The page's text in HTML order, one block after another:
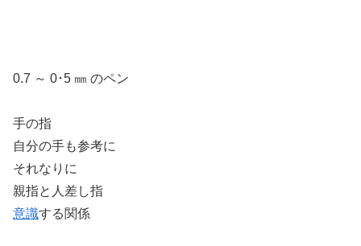
0.7 ～ 0･5 ㎜ のペン
手の指
自分の手も参考に
それなりに
親指と人差し指
意識する関係